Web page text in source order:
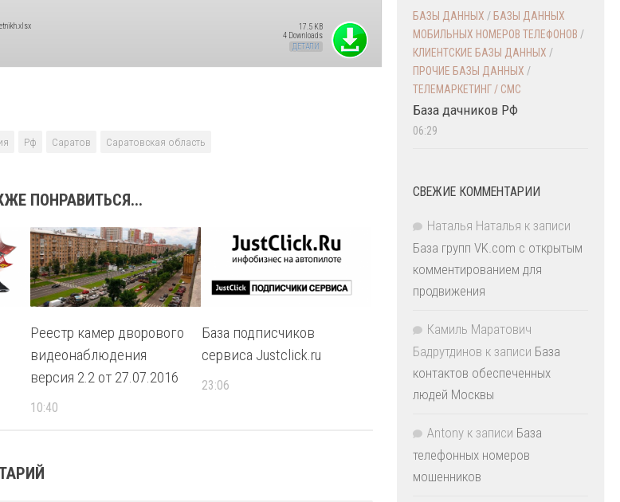
17.5 KB
4 Downloads
ДЕТАЛИ
Рф Саратов Саратовская область
ПОНРАВИТЬСЯ...
Реестр камер дворового
видеонаблюдения
версия 2.2 от 27.07.2016
10:40
База подписчиков
сервиса Justclick.ru
23:06
БАЗЫ ДАННЫХ /БАЗЫ ДАННЫХ
МОБИЛЬНЫХ НОМЕРОВ ТЕЛЕФОНОВ /
КЛИЕНТСКИЕ БАЗЫ ДАННЫХ /
ПРОЧИЕ БАЗЫ ДАННЫХ /
ТЕЛЕМАРКЕТИНГ / СМС
База дачников РФ
06:29
СВЕЖИЕ КОММЕНТАРИИ
Наталья Наталья к записи
База групп VK.com с открытым
комментированием для
продвижения
Камиль Маратович
Бадрутдинов к записи База
контактов обеспеченных
людей Москвы
Antony к записи База
телефонных номеров
мошенников